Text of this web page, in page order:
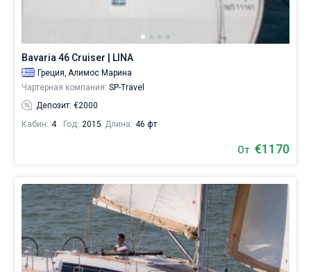
Bavaria 46 Cruiser | LINA
Греция, Алимос Марина
Чартерная компания: SP-Travel
Депозит: €2000
Кабин: 4 Год: 2015 Длина: 46 фт
От €1170